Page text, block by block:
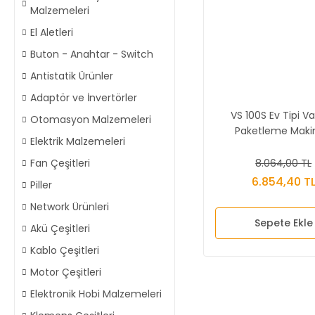
Malzemeleri
El Aletleri
Buton - Anahtar - Switch
Antistatik Ürünler
Adaptör ve İnvertörler
Otomasyon Malzemeleri
Elektrik Malzemeleri
Fan Çeşitleri
Piller
Network Ürünleri
Akü Çeşitleri
Kablo Çeşitleri
Motor Çeşitleri
Elektronik Hobi Malzemeleri
VS 100S Ev Tipi
Paketleme
8.064,00 TL
6.854,40 TL
Sepete Ekle